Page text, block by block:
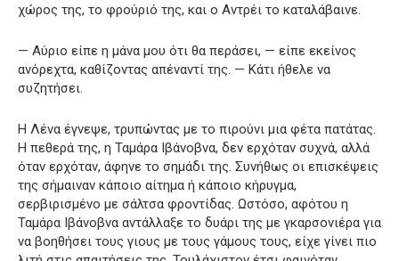
χώρος της, το φρούριό της, και ο Αντρέι το καταλάβαινε.
— Αύριο είπε η μάνα μου ότι θα περάσει, — είπε εκείνος
ανόρεχτα, καθίζοντας απέναντί της. — Κάτι ήθελε να
συζητήσει.
Η Λένα έγνεψε, τρυπώντας με το πιρούνι μια φέτα πατάτας.
Η πεθερά της, η Ταμάρα Ιβάνοβνα, δεν ερχόταν συχνά, αλλά
όταν ερχόταν, άφηνε το σημάδι της. Συνήθως οι επισκέψεις
της σήμαιναν κάποιο αίτημα ή κάποιο κήρυγμα,
σερβιρισμένο με σάλτσα φροντίδας. Ωστόσο, αφότου η
Ταμάρα Ιβάνοβνα αντάλλαξε το δυάρι της με γκαρσονιέρα για
να βοηθήσει τους γιους με τους γάμους τους, είχε γίνει πιο